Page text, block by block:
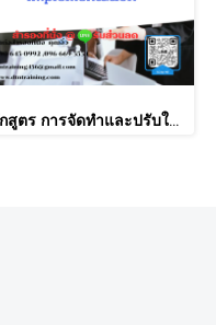
หลักสูตร การจัดทำและปรับใช้ SKILLS MATRIX อย่างได้ผล Skill Matrix Setting & Implementation